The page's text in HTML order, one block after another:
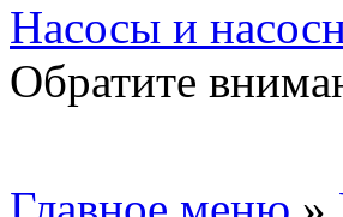
Насосы и
Обратите